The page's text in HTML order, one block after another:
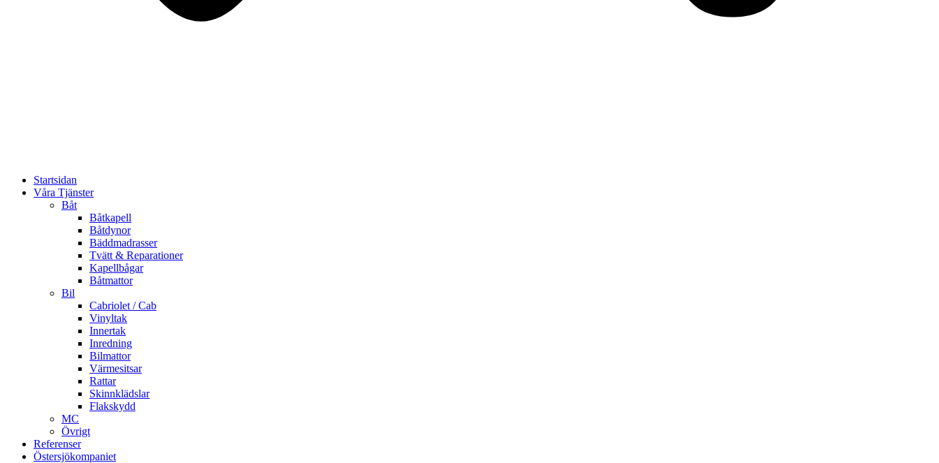
Startsidan
Våra Tjänster
Båt
Båtkapell
Båtdynor
Bäddmadrasser
Tvätt & Reparationer
Kapellbågar
Båtmattor
Bil
Cabriolet / Cab
Vinyltak
Innertak
Inredning
Bilmattor
Värmesitsar
Rattar
Skinnklädslar
Flakskydd
MC
Övrigt
Referenser
Östersjökompaniet